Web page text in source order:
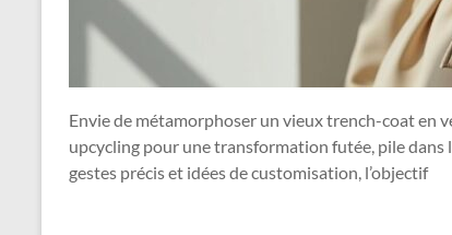
Envie de métamorphoser un vieux trench-coat en
upcycling pour une transformation futée, pile dans
gestes précis et idées de customisation, l’objectif